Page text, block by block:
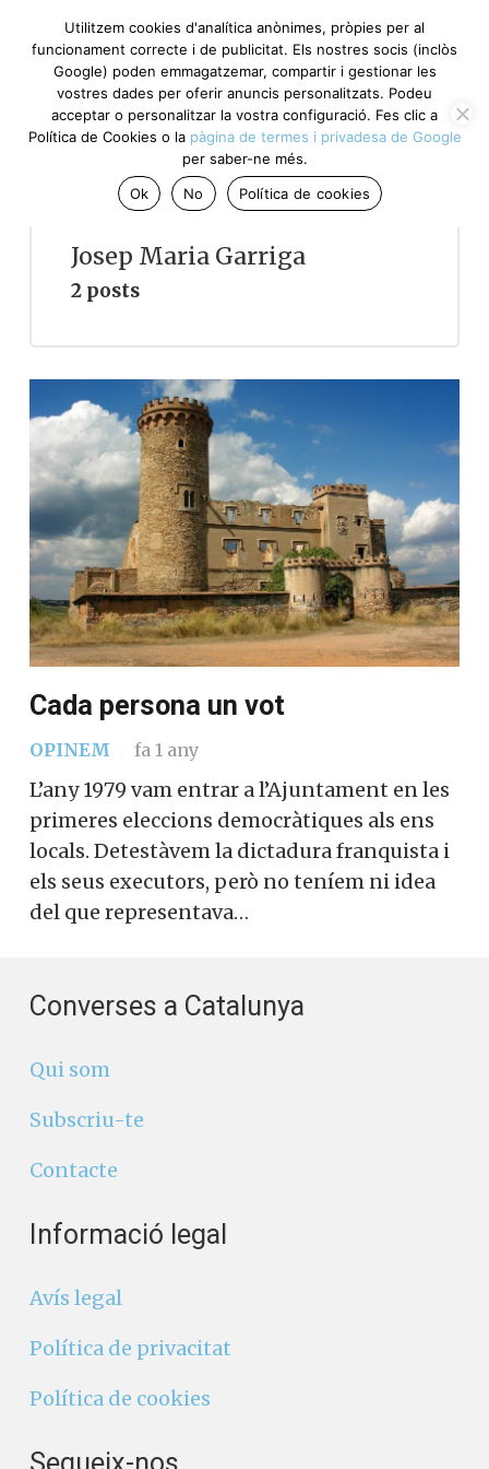
Josep Maria Garriga
2 posts
Cada persona un vot
OPINEM fa 1 any
L’any 1979 vam entrar a l’Ajuntament en les
primeres eleccions democràtiques als ens
locals. Detestàvem la dictadura franquista i
els seus executors, però no teníem ni idea
del que representava…
Converses a Catalunya
Qui som
Subscriu-te
Contacte
Informació legal
Avís legal
Política de privacitat
Política de cookies
Utilitzem cookies d'analítica anònimes, pròpies per al
funcionament correcte i de publicitat. Els nostres socis (inclòs
Google) poden emmagatzemar, compartir i gestionar les
vostres dades per oferir anuncis personalitzats. Podeu
acceptar o personalitzar la vostra configuració. Fes clic a
Política de Cookies o la pàgina de termes i privadesa de Google
per saber-ne més.
Ok
No Política de cookies